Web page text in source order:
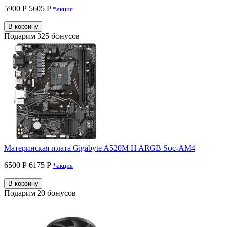
5900 Р 5605 P *акция
В корзину
Подарим 325 бонусов
Материнская плата Gigabyte A520M H ARGB Soc-AM4
6500 Р 6175 P *акция
В корзину
Подарим 20 бонусов